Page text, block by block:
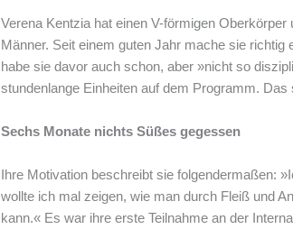
Verena Kentzia hat einen V-förmigen
Männer. Seit einem guten Jahr mache sie richtig
habe sie davor auch schon, aber »nicht so
stundenlange Einheiten auf dem Programm.
Sechs Monate nichts Süßes gegessen
Ihre Motivation beschreibt sie folgendermaßen:
wollte ich mal zeigen, wie man durch Fleiß und
kann.« Es war ihre erste Teilnahme an der